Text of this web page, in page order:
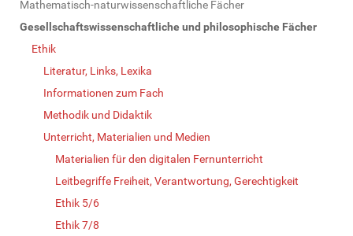
Mathematisch-naturwissenschaftliche Fächer
Gesellschaftswissenschaftliche und philosophische Fächer
Ethik
Literatur, Links, Lexika
Informationen zum Fach
Methodik und Didaktik
Unterricht, Materialien und Medien
Materialien für den digitalen Fernunterricht
Leitbegriffe Freiheit, Verantwortung, Gerechtigkeit
Ethik 5/6
Ethik 7/8